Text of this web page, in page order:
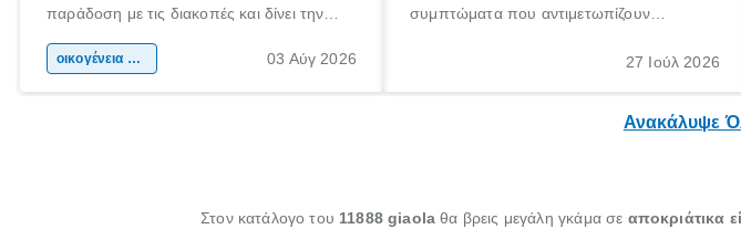
παράδοση με τις διακοπές και δίνει την
χώρας. Είτε πρόκειται για λίγες μέρες
οικογένεια & παιδί 03 Αύγ 2026
συμπτώματα που αντιμετωπίζουν
πληροφορίες για το «κνησμός τι είναι»,
27 Ιούλ 2026
Ανακάλυψε
Στον κατάλογο του 11888 giaola θα βρεις μεγάλη γκάμα σε αποκριάτικα